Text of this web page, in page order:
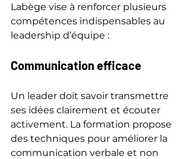
Labège vise à renforcer plusieurs
compétences indispensables au
leadership d’équipe :
Communication efficace
Un leader doit savoir transmettre
ses idées clairement et écouter
activement. La formation propose
des techniques pour améliorer la
communication verbale et non